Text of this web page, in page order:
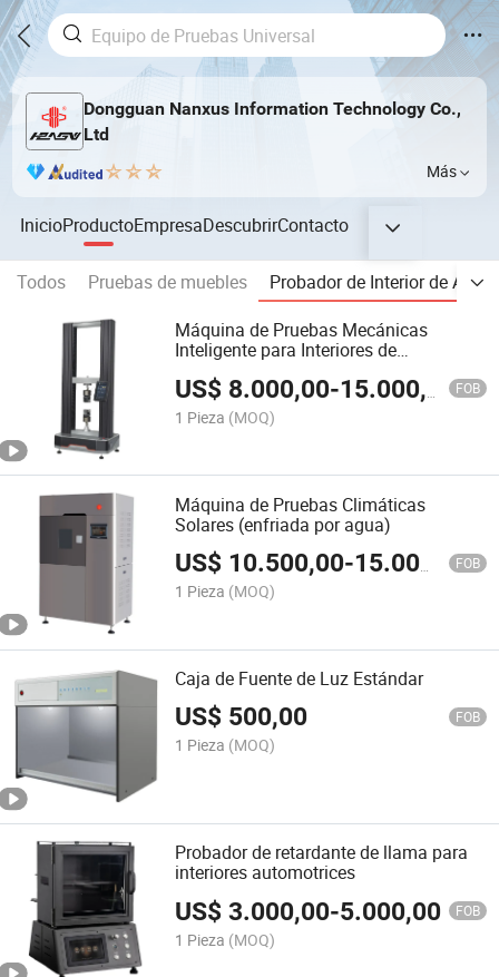
Dongguan Nanxus Information Technology Co.,
Ltd
Más
InicioProductoEmpresaDescubrirContacto
Todos Pruebas de muebles
Probador de Interior de
Máquina de Pruebas Mecánicas
Inteligente para Interiores de
US$ 8.000,00-15.000,00 FOB
1 Pieza (MOQ)
Máquina de Pruebas Climáticas
Solares (enfriada por agua)
US$ 10.500,00-15.000,00 FOB
1 Pieza (MOQ)
Caja de Fuente de Luz Estándar
US$ 500,00 FOB
1 Pieza (MOQ)
Probador de retardante de llama para
interiores automotrices
US$3.000,00-5.000,00 FOB
1 Pieza (MOQ)